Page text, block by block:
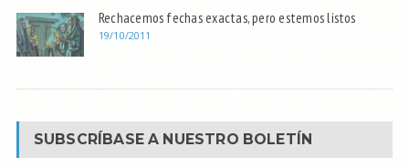
Rechacemos fechas exactas, pero estemos listos
19/10/2011
SUBSCRÍBASE A NUESTRO BOLETÍN